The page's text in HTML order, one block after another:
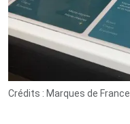
Crédits : Marques de France